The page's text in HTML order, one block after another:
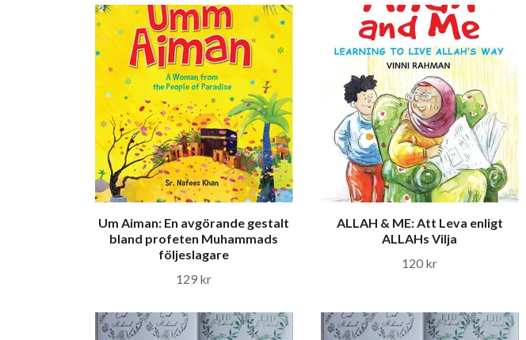
Um Aiman: En avgörande gestalt
bland profeten Muhammads
följeslagare
129 kr
ALLAH & ME: Att Leva enligt
ALLAHs Vilja
120 kr